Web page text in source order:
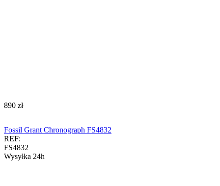
‍890‍ zł
Fossil Grant Chronograph FS4832
REF:
FS4832
Wysyłka 24h